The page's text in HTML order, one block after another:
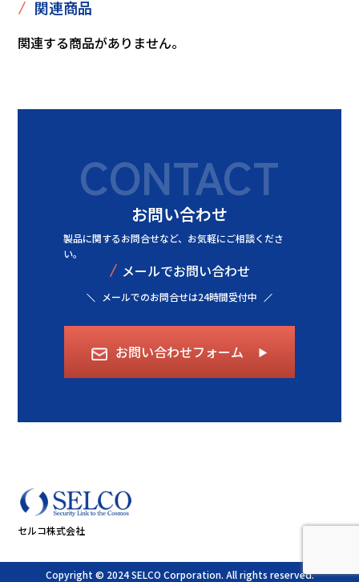
/ 関連商品
関連する商品がありません。
CONTACT
お問い合わせ
製品に関するお問合せなど、 お気軽にご相談くださ
い。
/ メールでお問い合わせ
メールでのお問合せは24時間受付中
お問い合わせフォーム ▶︎
セルコ株式会社
Copyright © 2024 SELCO Corporation. All rights reserved.